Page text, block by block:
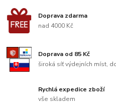
Doprava zdarma
nad 4000 Kč
Doprava od 85 Kč
široká síť výdejních míst,
Rychlá expedice zboží
vše skladem